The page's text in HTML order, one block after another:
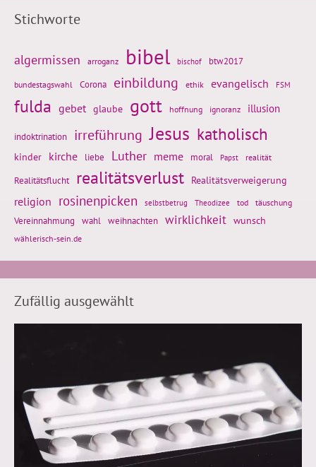
Stichworte
algermissen arroganz bibel bischof btw2017
bundestagswahl Corona einbildung ethik evangelisch FSM
fulda gebet glaube gott hoffnung ignoranz illusion
indoktrination irreführung Jesus katholisch
kinder kirche liebe Luther meme moral Papst realität
Realitätsflucht realitätsverlust Realitätsverweigerung
religion rosinenpicken selbstbetrug Theodizee tod täuschung
Vereinnahmung wahl weihnachten wirklichkeit wunsch
wählerisch-sein.de
Zufällig ausgewählt